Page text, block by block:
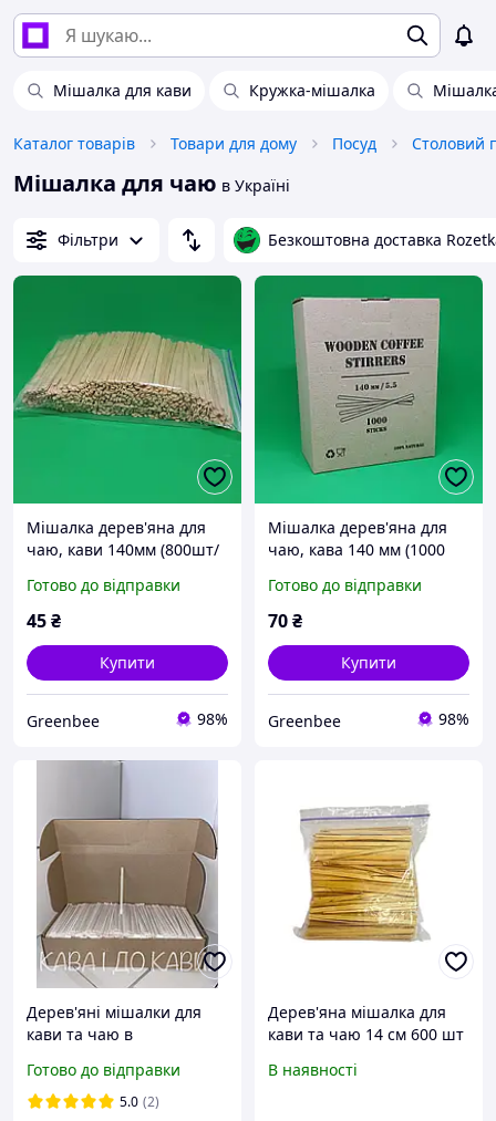
Мішалка для кави Кружка-мішалка
Каталог товарів Товари для дому Посуд Столовий
Мішалка для чаю в Україні
Фільтри Безкоштовна доставка
Мішалка дерев'яна для
чаю, кави 140мм (800шт/
Готово до відправки
45₴
Купити
Greenbee 98%
Мішалка дерев'яна для
чаю, кава 140 мм (1000
Готово до відправки
70₴
Купити
Greenbee 98%
Дерев'яні мішалки для
кави та чаю в
Мішалка дерев'яна 140
мм. 1000 шт. / паковання
Готово до відправки
5.0 (2)
Дерев'яна мішалка для
кави та чаю 14 см 600 шт
В наявності